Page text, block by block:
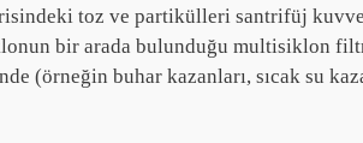
toz ve partikülleri santrifüj
bir arada bulunduğu multisiklon
(örneğin buhar kazanları, sıcak su